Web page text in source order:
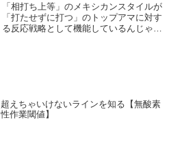
「相打ち上等」のメキシカンスタイルが
「打たせずに打つ」のトップアマに対す
る反応戦略として機能しているんじゃな
超えちゃいけないラインを知る【無酸素
性作業閾値】